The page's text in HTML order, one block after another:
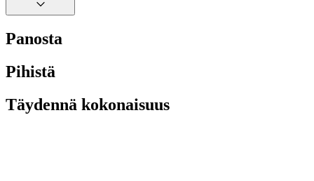
Panosta
Pihistä
Täydennä kokonaisuus